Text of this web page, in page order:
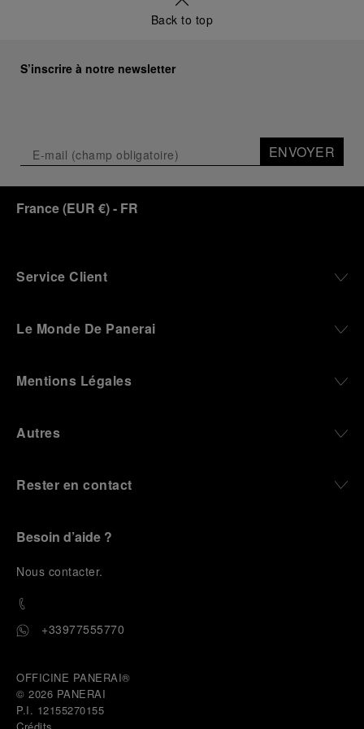
Back to top
S’inscrire à notre newsletter
ENVOYER
France(EUR €)- FR
Service Client
Le Monde De Panerai
Mentions Légales
Autres
Rester en contact
Besoin d’aide ?
Nous contacter.
+33977555770
OFFICINE PANERAI®
© 2026 PANERAI
P.I. 12155270155